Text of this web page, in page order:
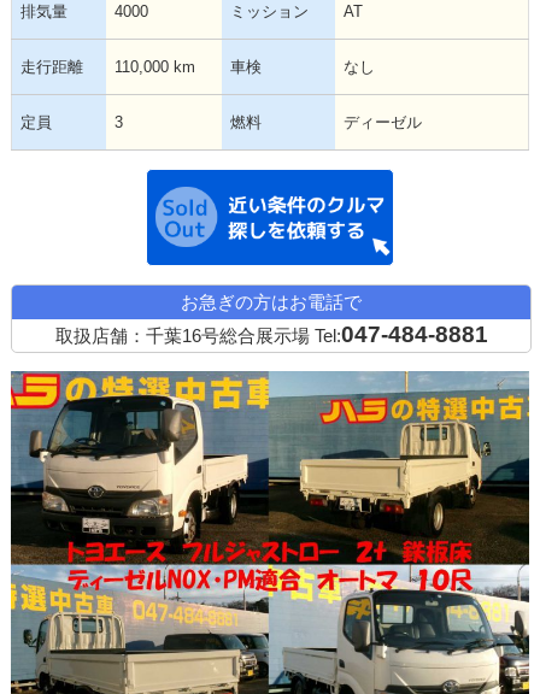
排気量 4000 ミッション AT
走行距離 110,000 km 車検 なし
定員 3 燃料 ディーゼル
お急ぎの方はお電話で
取扱店舗：千葉16号総合展示場 Tel:047-484-8881